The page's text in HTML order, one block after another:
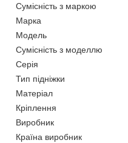
Сумісність з маркою
Марка
Модель
Сумісність з моделлю
Серія
Тип підніжки
Матеріал
Кріплення
Виробник
Країна виробник